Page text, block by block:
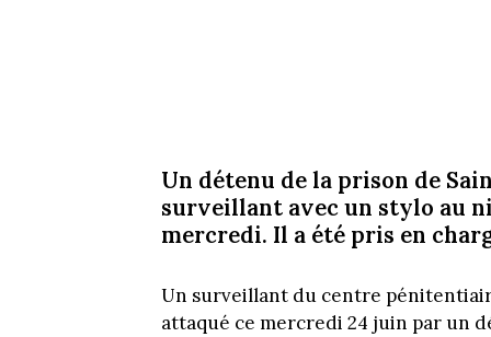
Un détenu de la prison de
surveillant avec un stylo au
mercredi. Il a été pris en
Un surveillant du centre
attaqué ce mercredi 24 juin par un